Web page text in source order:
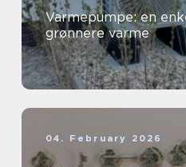
Varmepumpe: en
grønnere varme
04. February 2026